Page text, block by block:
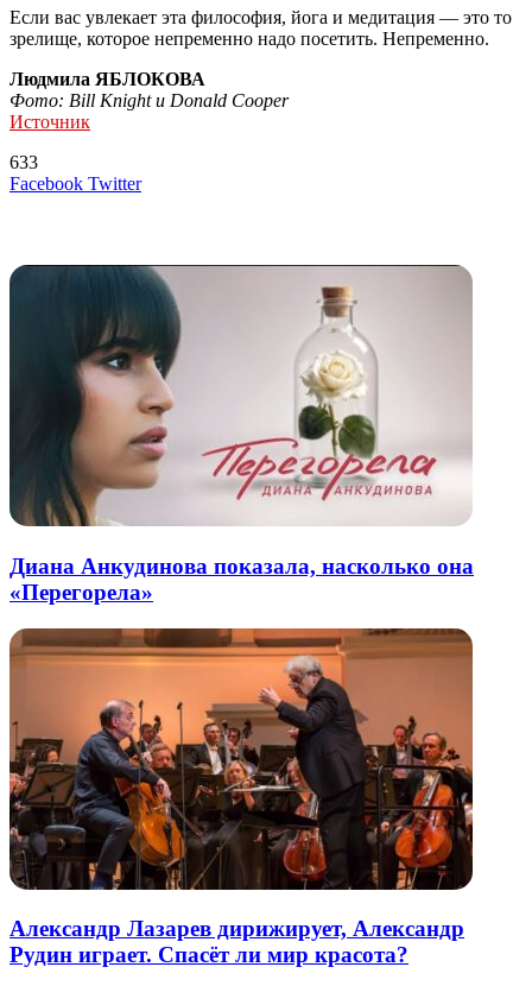
Если вас увлекает эта философия, йога и медитация — это то
зрелище, которое непременно надо посетить. Непременно.
Людмила ЯБЛОКОВА
Фото: Bill Knight и Donald Cooper
Источник
633
Facebook TwitterLinkedIn
Tumblr
Reddit
Вконтакте
Одноклассники
Skype
Messenger
Messenger
WhatsApp
Telegram
Viber
Line
Поделиться
Печатать
Диана Анкудинова показала, насколько она
«Перегорела»
Александр Лазарев дирижирует, Александр
Рудин играет. Спасёт ли мир красота?